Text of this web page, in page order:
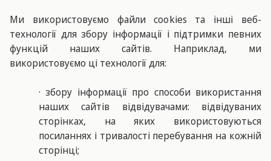
Ми використовуємо файли cookies та інші веб-
технології для збору інформації і підтримки певних
функцій наших сайтів. Наприклад, ми
використовуємо ці технології для:
· збору інформації про способи використання
наших сайтів відвідувачами: відвідуваних
сторінках, на яких використовуються
посиланнях і тривалості перебування на кожній
сторінці;